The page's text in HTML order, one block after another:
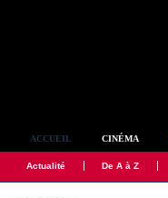
ACCUEIL CINÉMA
Actualité De A à Z